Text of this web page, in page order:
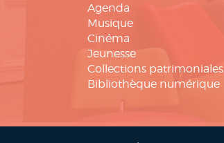
Agenda
Musique
Cinéma
Jeunesse
Collections patrimoniales
Bibliothèque numérique